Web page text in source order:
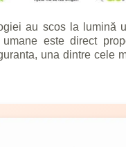
au scos la lumină
umane este direct
una dintre cele